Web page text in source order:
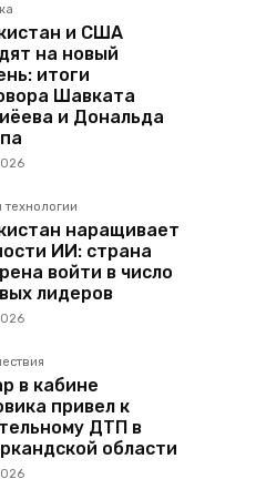
и США
на новый
итоги
Шавката
и Дональда
технологии
наращивает
ИИ: страна
войти в число
лидеров
в кабине
привел к
ДТП в
области